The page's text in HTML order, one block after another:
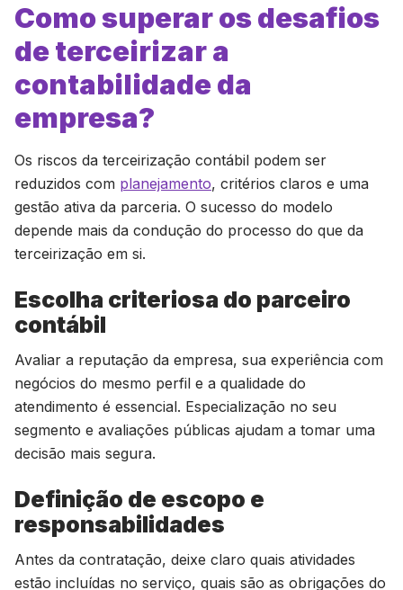
Como superar os desafios
de terceirizar a
contabilidade da
empresa?
Os riscos da terceirização contábil podem ser
reduzidos com planejamento, critérios claros e uma
gestão ativa da parceria. O sucesso do modelo
depende mais da condução do processo do que da
terceirização em si.
Escolha criteriosa do parceiro
contábil
Avaliar a reputação da empresa, sua experiência com
negócios do mesmo perfil e a qualidade do
atendimento é essencial. Especialização no seu
segmento e avaliações públicas ajudam a tomar uma
decisão mais segura.
Definição de escopo e
responsabilidades
Antes da contratação, deixe claro quais atividades
estão incluídas no serviço, quais são as obrigações do